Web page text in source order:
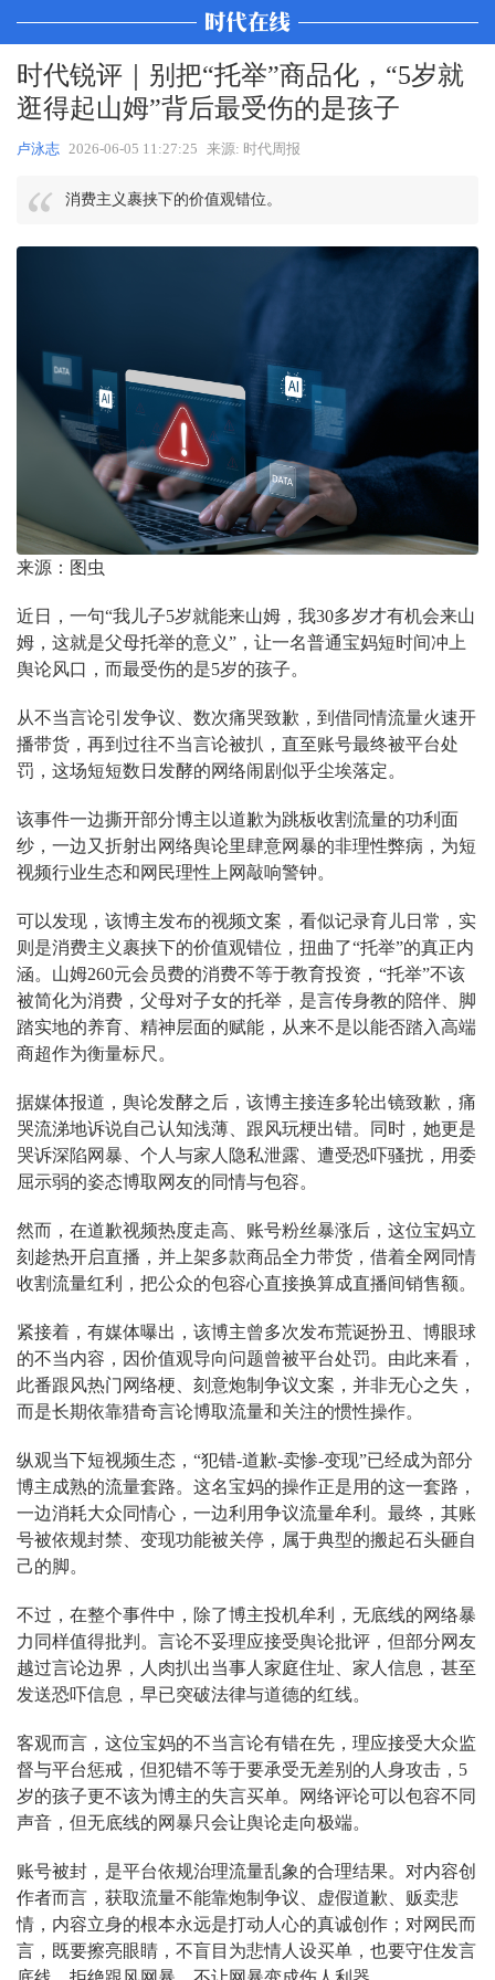
时代锐评｜别把“托举”商品化，“5岁就
逛得起山姆”背后最受伤的是孩子
卢泳志 2026-06-05 11:27:25 来源: 时代周报
消费主义裹挟下的价值观错位。
来源：图虫
近日，一句“我儿子5岁就能来山姆，我30多岁才有机会来山
姆，这就是父母托举的意义”，让一名普通宝妈短时间冲上
舆论风口，而最受伤的是5岁的孩子。
从不当言论引发争议、数次痛哭致歉，到借同情流量火速开
播带货，再到过往不当言论被扒，直至账号最终被平台处
罚，这场短短数日发酵的网络闹剧似乎尘埃落定。
该事件一边撕开部分博主以道歉为跳板收割流量的功利面
纱，一边又折射出网络舆论里肆意网暴的非理性弊病，为短
视频行业生态和网民理性上网敲响警钟。
可以发现，该博主发布的视频文案，看似记录育儿日常，实
则是消费主义裹挟下的价值观错位，扭曲了“托举”的真正内
涵。山姆260元会员费的消费不等于教育投资，“托举”不该
被简化为消费，父母对子女的托举，是言传身教的陪伴、脚
踏实地的养育、精神层面的赋能，从来不是以能否踏入高端
商超作为衡量标尺。
据媒体报道，舆论发酵之后，该博主接连多轮出镜致歉，痛
哭流涕地诉说自己认知浅薄、跟风玩梗出错。同时，她更是
哭诉深陷网暴、个人与家人隐私泄露、遭受恐吓骚扰，用委
屈示弱的姿态博取网友的同情与包容。
然而，在道歉视频热度走高、账号粉丝暴涨后，这位宝妈立
刻趁热开启直播，并上架多款商品全力带货，借着全网同情
收割流量红利，把公众的包容心直接换算成直播间销售额。
紧接着，有媒体曝出，该博主曾多次发布荒诞扮丑、博眼球
的不当内容，因价值观导向问题曾被平台处罚。由此来看，
此番跟风热门网络梗、刻意炮制争议文案，并非无心之失，
而是长期依靠猎奇言论博取流量和关注的惯性操作。
纵观当下短视频生态，“犯错-道歉-卖惨-变现”已经成为部分
博主成熟的流量套路。这名宝妈的操作正是用的这一套路，
一边消耗大众同情心，一边利用争议流量牟利。最终，其账
号被依规封禁、变现功能被关停，属于典型的搬起石头砸自
己的脚。
不过，在整个事件中，除了博主投机牟利，无底线的网络暴
力同样值得批判。言论不妥理应接受舆论批评，但部分网友
越过言论边界，人肉扒出当事人家庭住址、家人信息，甚至
发送恐吓信息，早已突破法律与道德的红线。
客观而言，这位宝妈的不当言论有错在先，理应接受大众监
督与平台惩戒，但犯错不等于要承受无差别的人身攻击，5
岁的孩子更不该为博主的失言买单。网络评论可以包容不同
声音，但无底线的网暴只会让舆论走向极端。
账号被封，是平台依规治理流量乱象的合理结果。对内容创
作者而言，获取流量不能靠炮制争议、虚假道歉、贩卖悲
情，内容立身的根本永远是打动人心的真诚创作；对网民而
言，既要擦亮眼睛，不盲目为悲情人设买单，也要守住发言